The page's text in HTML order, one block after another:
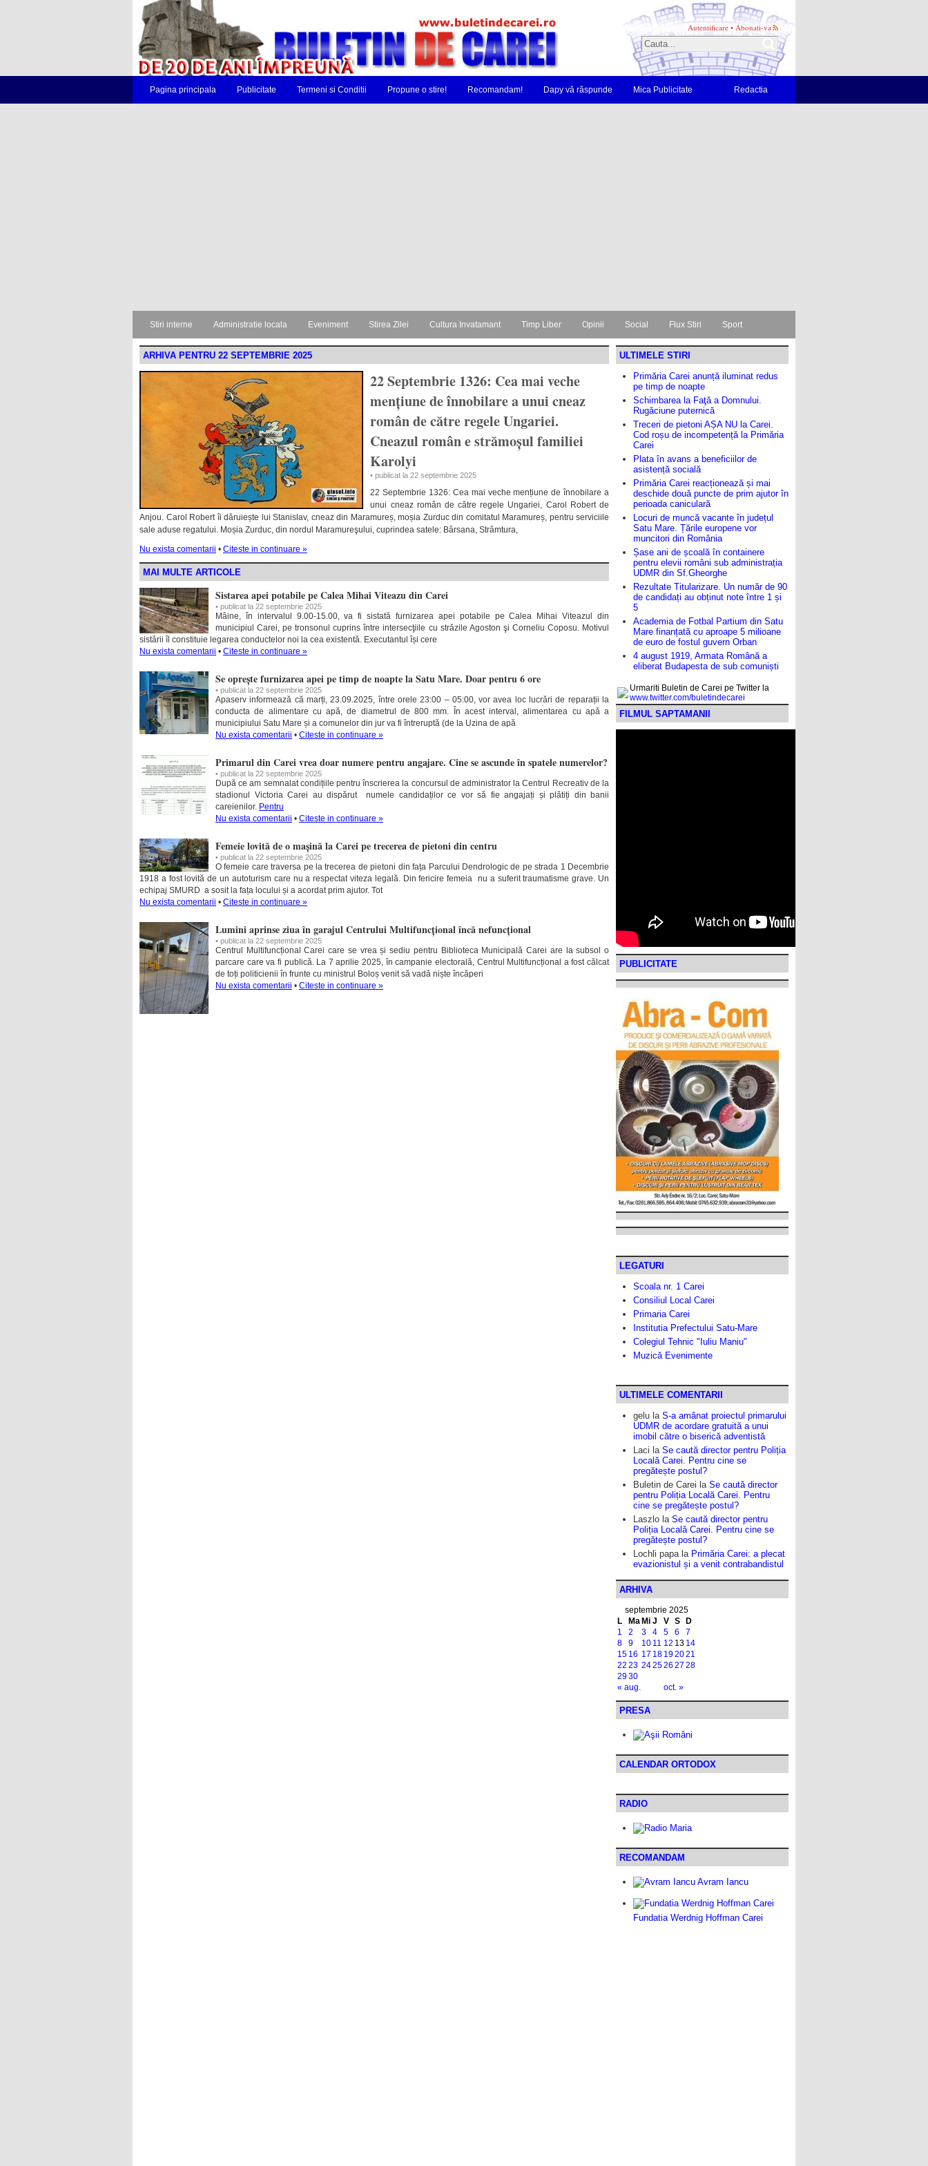
Autentificare • Abonati-va
Pagina principala Publicitate Termeni si Conditii Propune o stire! Recomandam! Dapy vă răspunde Mica Publicitate Redactia
Stiri interne Administratie locala Eveniment Stirea Zilei Cultura Invatamant Timp Liber Opinii Social Flux Stiri Sport
ARHIVA PENTRU 22 SEPTEMBRIE 2025
22 Septembrie 1326: Cea mai veche
mențiune de înnobilare a unui cneaz
român de către regele Ungariei.
Cneazul român e strămoșul familiei
Karolyi
• publicat la 22 septembrie 2025
22 Septembrie 1326: Cea mai veche mențiune de înnobilare a
unui cneaz român de către regele Ungariei, Carol Robert de
Anjou. Carol Robert îi dăruiește lui Stanislav, cneaz din Maramureș, moșia Zurduc din comitatul Maramureș, pentru serviciile
sale aduse regatului. Moșia Zurduc, din nordul Maramureşului, cuprindea satele: Bârsana, Strâmtura,
Nu exista comentarii • Citeste in continuare »
MAI MULTE ARTICOLE
Sistarea apei potabile pe Calea Mihai Viteazu din Carei
• publicat la 22 septembrie 2025
Mâine, în intervalul 9.00-15.00, va fi sistată furnizarea apei potabile pe Calea Mihai Viteazul din
municipiul Carei, pe tronsonul cuprins între intersecţiile cu străzile Agoston şi Corneliu Coposu. Motivul
sistării îl constituie legarea conductelor noi la cea existentă. Executantul își cere
Nu exista comentarii • Citeste in continuare »
Se oprește furnizarea apei pe timp de noapte la Satu Mare. Doar pentru 6 ore
• publicat la 22 septembrie 2025
Apaserv informează că marți, 23.09.2025, între orele 23:00 – 05:00, vor avea loc lucrări de reparații la
conducta de alimentare cu apă, de diametrul de 800 mm. În acest interval, alimentarea cu apă a
municipiului Satu Mare și a comunelor din jur va fi întreruptă (de la Uzina de apă
Nu exista comentarii • Citeste in continuare »
Primarul din Carei vrea doar numere pentru angajare. Cine se ascunde în spatele numerelor?
• publicat la 22 septembrie 2025
După ce am semnalat condițiile pentru înscrierea la concursul de administrator la Centrul Recreativ de la
stadionul Victoria Carei au dispărut numele candidaților ce vor să fie angajați și plătiți din banii
careienilor. Pentru
Nu exista comentarii • Citeste in continuare »
Femeie lovită de o mașină la Carei pe trecerea de pietoni din centru
• publicat la 22 septembrie 2025
O femeie care traversa pe la trecerea de pietoni din fața Parcului Dendrologic de pe strada 1 Decembrie
1918 a fost lovită de un autoturism care nu a respectat viteza legală. Din fericire femeia nu a suferit traumatisme grave. Un
echipaj SMURD a sosit la fața locului și a acordat prim ajutor. Tot
Nu exista comentarii • Citeste in continuare »
Lumini aprinse ziua în garajul Centrului Multifuncțional încă nefuncțional
• publicat la 22 septembrie 2025
Centrul Multifuncțional Carei care se vrea și sediu pentru Biblioteca Municipală Carei are la subsol o
parcare care va fi publică. La 7 aprilie 2025, în campanie electorală, Centrul Multifuncțional a fost călcat
de toți politicienii în frunte cu ministrul Boloș venit să vadă niște încăperi
Nu exista comentarii • Citeste in continuare »
ULTIMELE STIRI
Primăria Carei anunță iluminat redus
pe timp de noapte
Schimbarea la Faţă a Domnului.
Rugăciune puternică
Treceri de pietoni AȘA NU la Carei.
Cod roșu de incompetență la Primăria
Carei
Plata în avans a beneficiilor de
asistență socială
Primăria Carei reacționează și mai
deschide două puncte de prim ajutor în
perioada caniculară
Locuri de muncă vacante în județul
Satu Mare. Țările europene vor
muncitori din România
Șase ani de școală în containere
pentru elevii români sub administrația
UDMR din Sf.Gheorghe
Rezultate Titularizare. Un număr de 90
de candidați au obținut note între 1 și
5
Academia de Fotbal Partium din Satu
Mare finanțată cu aproape 5 milioane
de euro de fostul guvern Orban
4 august 1919, Armata Română a
eliberat Budapesta de sub comuniști
Urmariti Buletin de Carei pe Twitter la
www.twitter.com/buletindecarei
FILMUL SAPTAMANII
PUBLICITATE
LEGATURI
Scoala nr. 1 Carei
Consiliul Local Carei
Primaria Carei
Institutia Prefectului Satu-Mare
Colegiul Tehnic "Iuliu Maniu"
Muzică Evenimente
ULTIMELE COMENTARII
gelu la S-a amânat proiectul primarului
UDMR de acordare gratuită a unui
imobil către o biserică adventistă
Laci la Se caută director pentru Poliția
Locală Carei. Pentru cine se
pregătește postul?
Buletin de Carei la Se caută director
pentru Poliția Locală Carei. Pentru
cine se pregătește postul?
Laszlo la Se caută director pentru
Poliția Locală Carei. Pentru cine se
pregătește postul?
Lochli papala Primăria Carei: a plecat
evazionistul și a venit contrabandistul
ARHIVA
septembrie 2025
L
Ma Mi J V S D
« aug. oct. »
1 2 3 4 5 6
7
8
9 10 11 12 13 14
15 16 17 18 192021
22 23 242526 27 28
2930
PRESA
CALENDAR ORTODOX
RADIO
RECOMANDAM
Avram Iancu
Fundatia Werdnig Hoffman Carei